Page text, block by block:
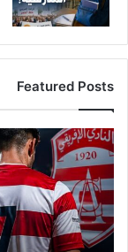
Featured Posts
عاجل:
هذا
اللاعب
ينهي
تجربته
مع
النادي